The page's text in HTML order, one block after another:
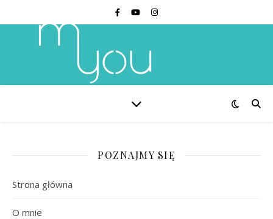
POZNAJMY SIĘ
Strona główna
O mnie